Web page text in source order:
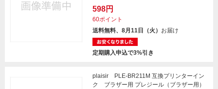
598円
60ポイント
送料無料、8月11日（火） お届け
定期購入申込で3%引き
plaisir PLE-BR211M 互換プリンターイン
ク ブラザー用 プレジール（ブラザー用）